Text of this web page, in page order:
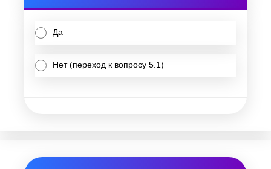
Да
Нет (переход к вопросу 5.1)